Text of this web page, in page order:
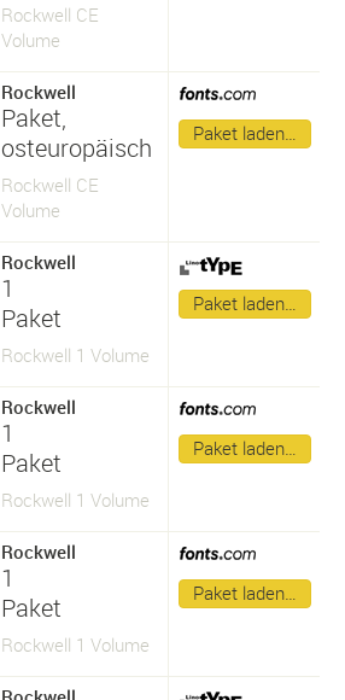
Rockwell CE
Volume
Rockwell
Paket,
osteuropäisch
Rockwell CE
Volume
Paket laden…
Rockwell
1
Paket
Rockwell 1 Volume
Paket laden…
Rockwell
1
Paket
Rockwell 1 Volume
Paket laden…
Rockwell
1
Paket
Rockwell 1 Volume
Paket laden…